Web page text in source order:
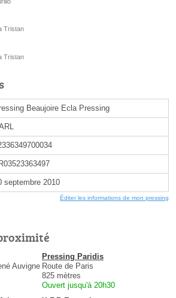
Tristan
Tristan
Beaujoire Ecla Pressing
septembre 2010
Éditer les informations de mon pressing
Auvigne
Pressing Paridis
Route de Paris
825 mètres
Ouvert jusqu'à 20h30